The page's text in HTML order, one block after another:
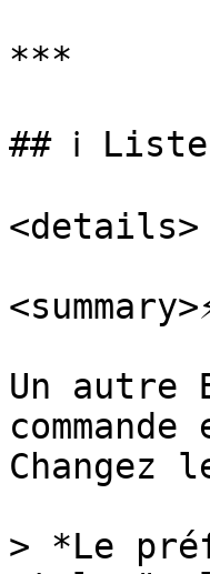
***
## ℹ️ Liste
<details>
Un autre
Changez
> *Le